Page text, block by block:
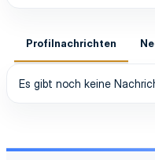
Profilnachrichten
Es gibt noch keine